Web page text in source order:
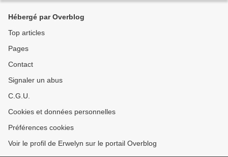
Hébergé par Overblog
Top articles
Pages
Contact
Signaler un abus
C.G.U.
Cookies et données personnelles
Préférences cookies
Voir le profil de Erwelyn sur le portail Overblog